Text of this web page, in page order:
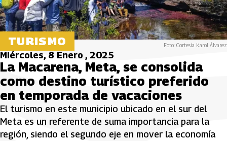
TURISMO Foto: Cortesía Karol Álvarez
Miércoles, 8 Enero , 2025
La Macarena, Meta, se consolida
como destino turístico preferido
en temporada de vacaciones
El turismo en este municipio ubicado en el sur del
Meta es un referente de suma importancia para la
región, siendo el segundo eje en mover la economía